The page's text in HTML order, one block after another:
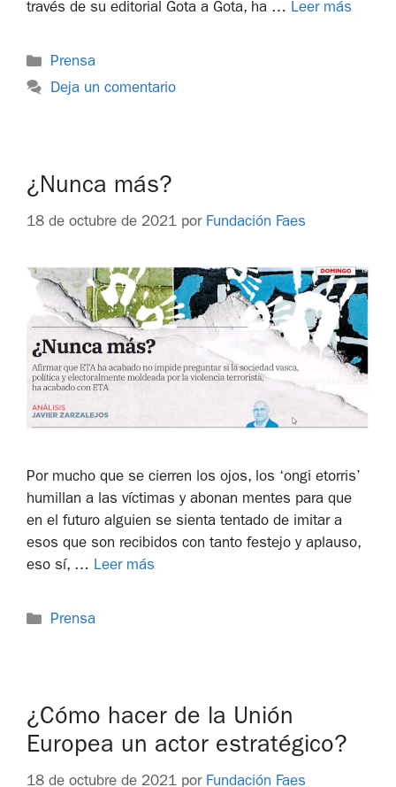
través de su editorial Gota a Gota, ha … Leer más
Prensa
Deja un comentario
¿Nunca más?
18 de octubre de 2021 por Fundación Faes
Por mucho que se cierren los ojos, los ‘ongi etorris’
humillan a las víctimas y abonan mentes para que
en el futuro alguien se sienta tentado de imitar a
esos que son recibidos con tanto festejo y aplauso,
eso sí, … Leer más
Prensa
¿Cómo hacer de la Unión
Europea un actor estratégico?
18 de octubre de 2021 por Fundación Faes